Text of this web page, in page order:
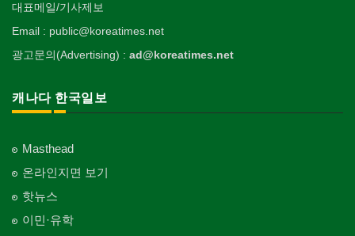
대표메일/기사제보
Email : public@koreatimes.net
광고문의(Advertising) : ad@koreatimes.net
캐나다 한국일보
Masthead
온라인지면 보기
핫뉴스
이민·유학